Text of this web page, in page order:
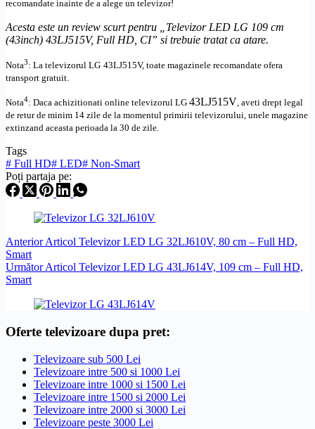
recomandate inainte de a alege un televizor!
Acesta este un review scurt pentru „Televizor LED LG 109 cm
(43inch) 43LJ515V, Full HD , CI” si trebuie tratat ca atare.
Nota3: La televizorul LG 43LJ515V, toate magazinele recomandate ofera
transport gratuit.
Nota4: Daca achizitionati online televizorul LG 43LJ515V, aveti drept legal
de retur de minim 14 zile de la momentul primirii televizorului, unele magazine
extinzand aceasta perioada la 30 de zile.
Tags
# Full HD# LED# Non-Smart
Poți partaja pe:
AnteriorArticol Televizor LED LG 32LJ610V, 80 cm – Full HD,
Smart
UrmătorArticol Televizor LED LG 43LJ614V, 109 cm – Full HD,
Smart
Oferte televizoare dupa pret:
Televizoare sub 500 Lei
Televizoare intre 500 si 1000 Lei
Televizoare intre 1000 si 1500 Lei
Televizoare intre 1500 si 2000 Lei
Televizoare intre 2000 si 3000 Lei
Televizoare peste 3000 Lei